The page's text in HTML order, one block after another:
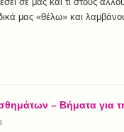
μας «θέλω» και
– Βήματα για